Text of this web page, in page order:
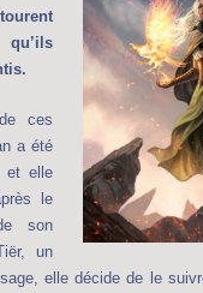
ces
a été
et elle
le
son
un
elle décide de le